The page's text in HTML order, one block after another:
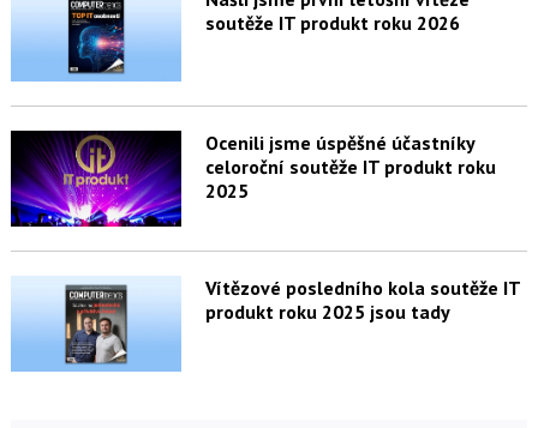
soutěže IT produkt roku 2026
Ocenili jsme úspěšné účastníky
celoroční soutěže IT produkt roku
2025
Vítězové posledního kola soutěže IT
produkt roku 2025 jsou tady